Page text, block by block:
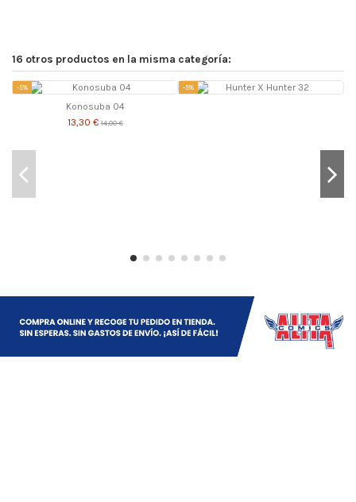
16 otros productos en la misma categoría:
-5%
Konosuba 04
13,30 €14,00 €
-5%